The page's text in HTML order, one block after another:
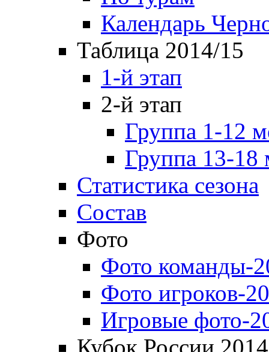
Календарь
Таблица 2014/15
1-й этап
2-й этап
Группа 1-12
Группа 13-18
Статистика сезона
Состав
Фото
Фото команды-
Фото игроков-
Игровые фото-